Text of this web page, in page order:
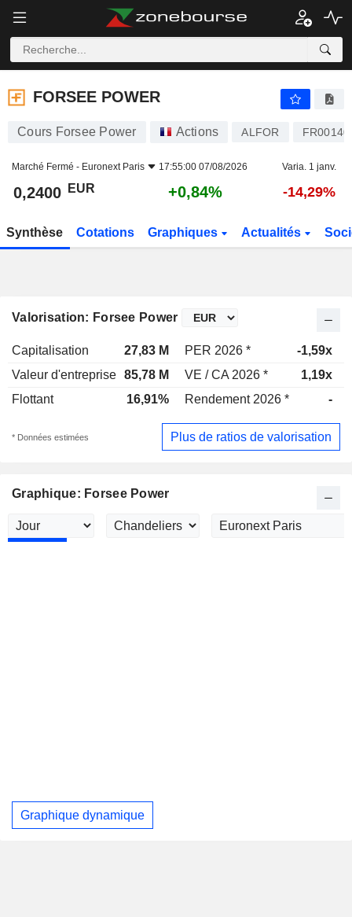
FORSEE POWER
FORSEE POWER
Cours Forsee Power Actions ALFOR
Marché Fermé - Euronext Paris 17:55:00 07/08/2026 Varia. 1 janv.
0,2400 EUR +0,84% -14,29%
Synthèse Cotations Graphiques Actualités
Valorisation: Forsee Power
Capitalisation 27,83 M PER 2026 * -1,59x
Valeur d'entreprise 85,78 M VE / CA 2026 * 1,19x
Flottant
16,91% Rendement 2026 * -
* Données estimées Plus de ratios de valorisation
Graphique: Forsee Power
Graphique dynamique